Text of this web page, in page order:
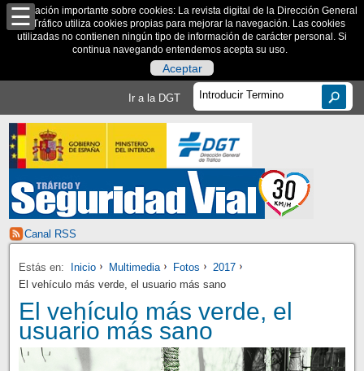
Información importante sobre cookies: La revista digital de la Dirección General
de Tráfico utiliza cookies propias para mejorar la navegación. Las cookies
utilizadas no contienen ningún tipo de información de carácter personal. Si
continua navegando entendemos acepta su uso.
Aceptar
Ir a la DGT
Canal RSS
Estás en: Inicio Multimedia Fotos
2017
El vehículo más verde, el usuario más sano
El vehículo más verde, el
usuario más sano